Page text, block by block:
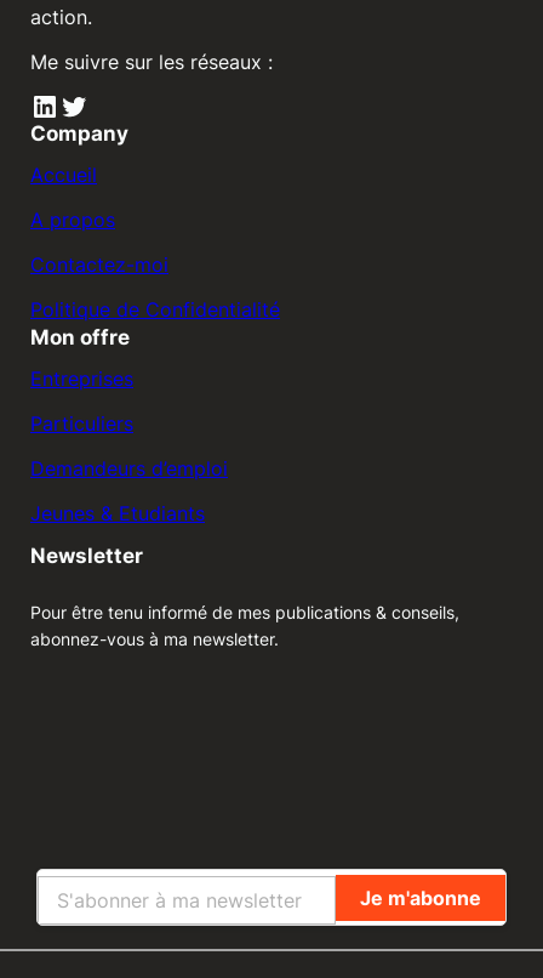
action.
Me suivre sur les réseaux :
LinkedIn Twitter
Company
Accueil
A propos
Contactez-moi
Politique de Confidentialité
Mon offre
Entreprises
Particuliers
Demandeurs d’emploi
Jeunes & Etudiants
Newsletter
Pour être tenu informé de mes publications & conseils,
abonnez-vous à ma newsletter.